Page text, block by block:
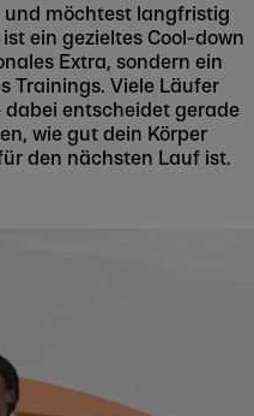
möchtest langfristig
ein gezieltes Cool-down
Extra, sondern ein
Trainings. Viele Läufer
entscheidet gerade
wie gut dein Körper
den nächsten Lauf ist.